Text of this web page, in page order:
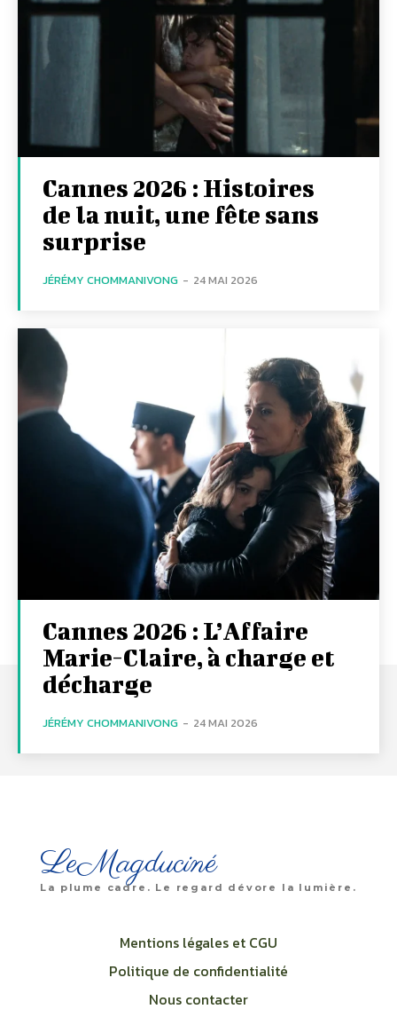
Cannes 2026 : Histoires
de la nuit, une fête sans
surprise
JÉRÉMY CHOMMANIVONG - 24 MAI 2026
Cannes 2026 : L’Affaire
Marie-Claire, à charge et
décharge
JÉRÉMY CHOMMANIVONG - 24 MAI 2026
LeMagduciné
La plume cadre. Le regard dévore la lumière.
Mentions légales et CGU
Politique de confidentialité
Nous contacter